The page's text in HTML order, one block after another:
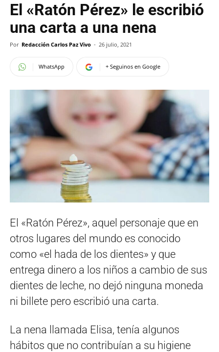
El «Ratón Pérez» le escribió
una carta a una nena
Por Redacción Carlos Paz Vivo - 26 julio, 2021
WhatsApp + Seguinos en Google
El «Ratón Pérez», aquel personaje que en
otros lugares del mundo es conocido
como «el hada de los dientes» y que
entrega dinero a los niños a cambio de sus
dientes de leche, no dejó ninguna moneda
ni billete pero escribió una carta.
La nena llamada Elisa, tenía algunos
hábitos que no contribuían a su higiene